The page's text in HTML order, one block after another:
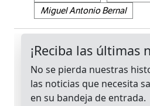
Miguel Antonio Bernal